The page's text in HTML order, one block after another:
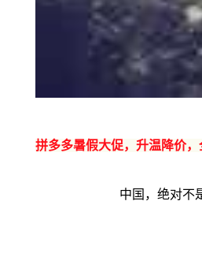
拼多多暑假大促，升温降价
中国，绝对不